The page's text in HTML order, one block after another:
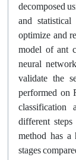
decomposed
and
optimize and
model of ant
neural
validate the
performed on
different
method has
stages